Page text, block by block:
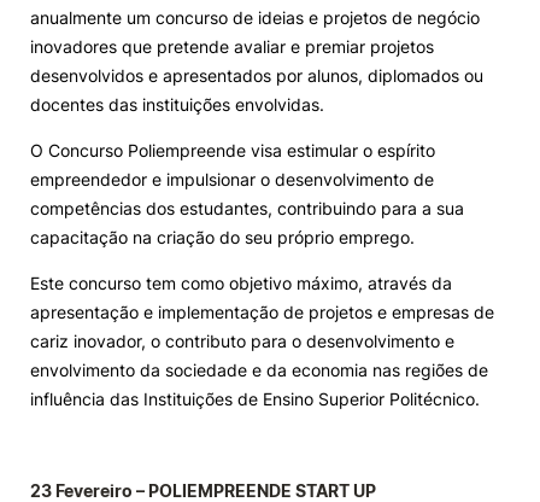
Knowledge Factory
Candidaturas
©2026 Instituto Politécnico de Coimbra. Todos os direitos reservados.
anualmente um concurso de ideias e projetos de negócio
inovadores que pretende avaliar e premiar projetos
desenvolvidos e apresentados por alunos, diplomados ou
docentes das instituições envolvidas.
O Concurso Poliempreende visa estimular o espírito
empreendedor e impulsionar o desenvolvimento de
competências dos estudantes, contribuindo para a sua
capacitação na criação do seu próprio emprego.
Este concurso tem como objetivo máximo, através da
apresentação e implementação de projetos e empresas de
cariz inovador, o contributo para o desenvolvimento e
envolvimento da sociedade e da economia nas regiões de
influência das Instituições de Ensino Superior Politécnico.
23 Fevereiro – POLIEMPREENDE START UP